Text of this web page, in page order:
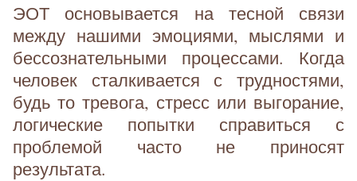
ЭОТ основывается на тесной связи
между нашими эмоциями, мыслями и
бессознательными процессами. Когда
человек сталкивается с трудностями,
будь то тревога, стресс или выгорание,
логические попытки справиться с
проблемой часто не приносят
результата.